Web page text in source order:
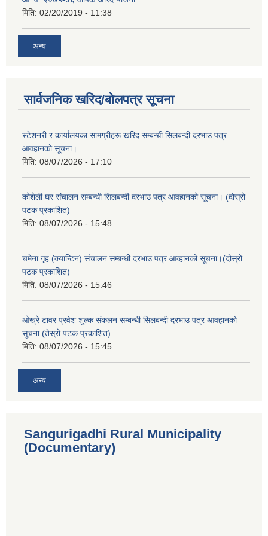
मिति: 02/20/2019 - 11:38
अन्य
सार्वजनिक खरिद/बोलपत्र सूचना
स्टेशनरी र कार्यालयका सामग्रीहरू खरिद सम्बन्धी सिलबन्दी दरभाउ पत्र
आवहानको सूचना।
मिति: 08/07/2026 - 17:10
कोशेली घर संचालन सम्बन्धी सिलबन्दी दरभाउ पत्र आवहानको सूचना। (दोस्रो
पटक प्रकाशित)
मिति: 08/07/2026 - 15:48
चमेना गृह (क्यान्टिन) संचालन सम्बन्धी दरभाउ पत्र आव्हानको सूचना।(दोस्रो
पटक प्रकाशित)
मिति: 08/07/2026 - 15:46
ओख्रे टावर प्रवेश शुल्क संकलन सम्बन्धी सिलबन्दी दरभाउ पत्र आवहानको
सूचना (तेस्रो पटक प्रकाशित)
मिति: 08/07/2026 - 15:45
अन्य
Sangurigadhi Rural Municipality
(Documentary)